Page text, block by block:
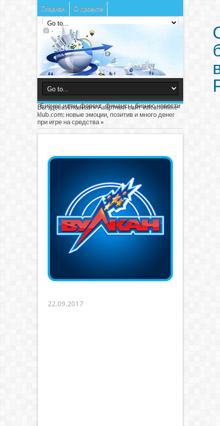
Главная О проекте
Бизнес идеи, форекс, финансы, бизнес новости
Вы здесь:Главная»Азартный сайт vulcanonline-
klub.com: новые эмоции, позитив и много денег
при игре на средства»
22.09.2017